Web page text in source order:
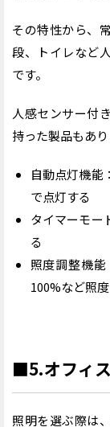
その特性から、
段、トイレなど
です。
人感センサー付
持った製品もあり
自動点灯機能
で点灯する
タイマーモー
る
照度調整機
100%など照
■5.オフィ
照明を選ぶ際は